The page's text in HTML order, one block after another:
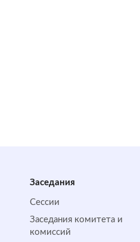
Заседания
Сессии
Заседания комитета и
комиссий